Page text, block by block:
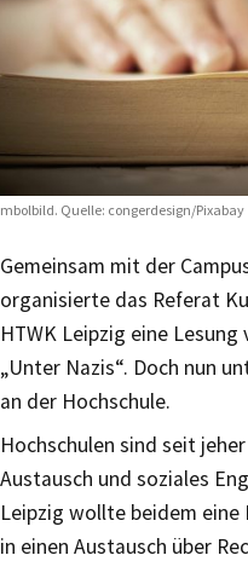
Quelle: congerdesign/Pixabay
Gemeinsam mit der
organisierte das Referat
HTWK Leipzig eine
„Unter Nazis“. Doch nun
an der Hochschule.
Hochschulen sind seit
Austausch und soziales
Leipzig wollte beidem
in einen Austausch über